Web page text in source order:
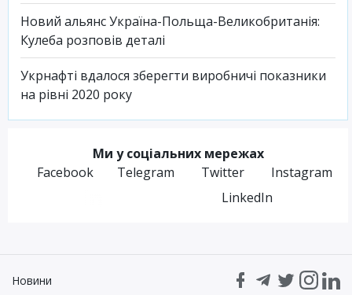
Новий альянс Україна-Польща-Великобританія:
Кулеба розповів деталі
Укрнафті вдалося зберегти виробничі показники
на рівні 2020 року
Ми у соціальних мережах
Facebook
Telegram Twitter
Instagram
LinkedIn
Новини